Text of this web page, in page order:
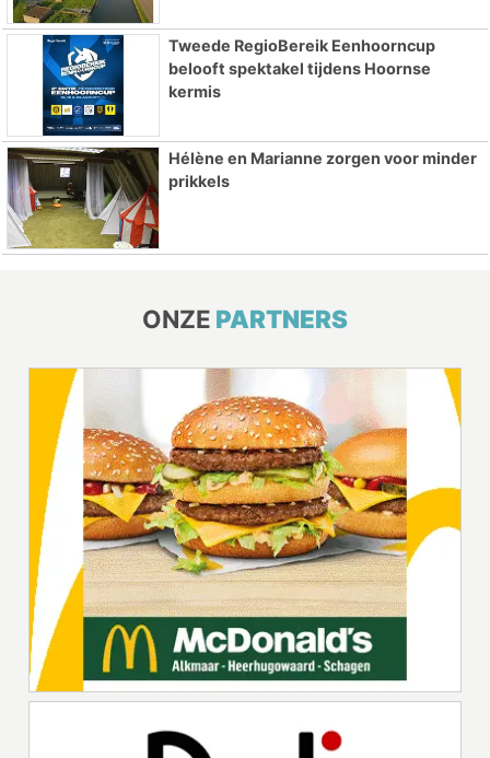
Tweede RegioBereik Eenhoorncup
belooft spektakel tijdens Hoornse
kermis
Hélène en Marianne zorgen voor minder
prikkels
ONZE PARTNERS